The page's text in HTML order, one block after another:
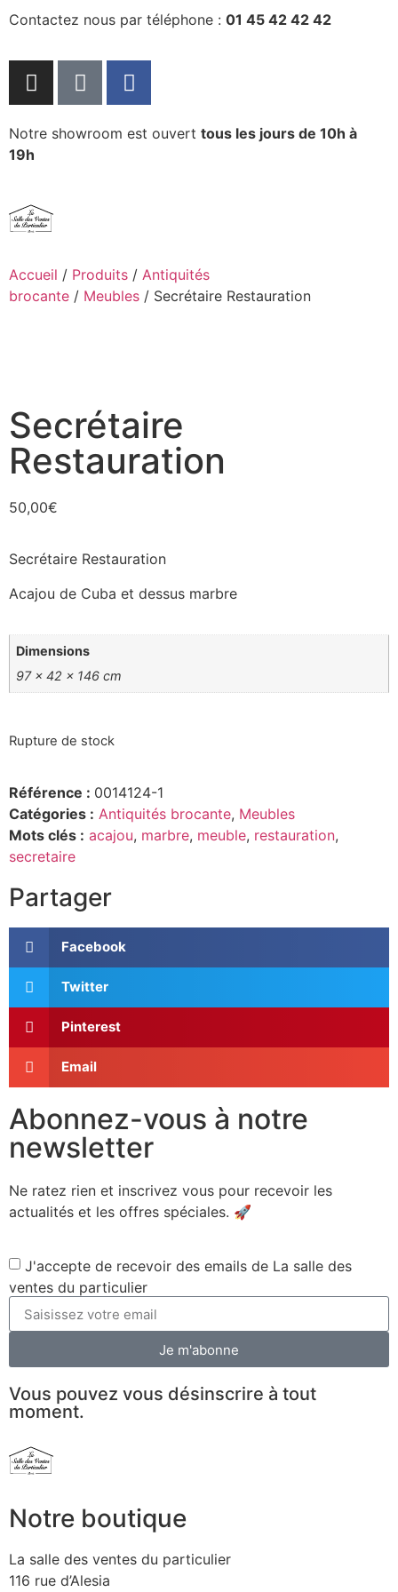
Contactez nous par téléphone : 01 45 42 42 42
Notre showroom est ouvert tous les jours de 10h à
19h
Accueil / Produits / Antiquités
brocante / Meubles / Secrétaire Restauration
Secrétaire
Restauration
50,00€
Secrétaire Restauration
Acajou de Cuba et dessus marbre
Dimensions
97 × 42 × 146 cm
Rupture de stock
Référence : 0014124-1
Catégories : Antiquités brocante, Meubles
Mots clés : acajou, marbre, meuble, restauration,
secretaire
Partager
Facebook
Twitter
Pinterest
Email
Abonnez-vous à notre
newsletter
Ne ratez rien et inscrivez vous pour recevoir les
actualités et les offres spéciales. 🚀​
J'accepte de recevoir des emails de La salle des
ventes du particulier
Je m'abonne
Vous pouvez vous désinscrire à tout
moment.
Notre boutique
La salle des ventes du particulier
116 rue d’Alesia